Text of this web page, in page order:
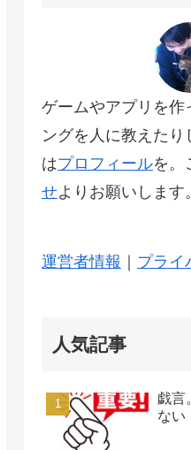
ゲームやアプリを作
ングを人に教えたり
はプロフィールを。
せよりお願いします。
運営者情報 プライ
人気記事
戯言
ない